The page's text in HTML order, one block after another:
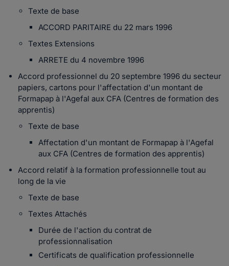
Texte de base
ACCORD PARITAIRE du 22 mars 1996
Textes Extensions
ARRETE du 4 novembre 1996
Accord professionnel du 20 septembre 1996 du secteur
papiers, cartons pour l'affectation d'un montant de
Formapap à l'Agefal aux CFA (Centres de formation des
apprentis)
Texte de base
Affectation d'un montant de Formapap à l'Agefal
aux CFA (Centres de formation des apprentis)
Accord relatif à la formation professionnelle tout au
long de la vie
Texte de base
Textes Attachés
Durée de l'action du contrat de
professionnalisation
Certificats de qualification professionnelle